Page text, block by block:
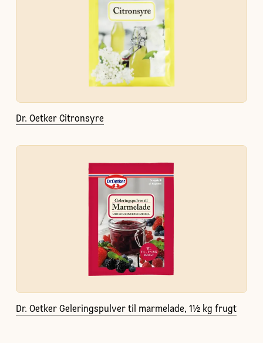
Dr. Oetker Citronsyre
Dr. Oetker Geleringspulver til marmelade, 1½ kg frugt